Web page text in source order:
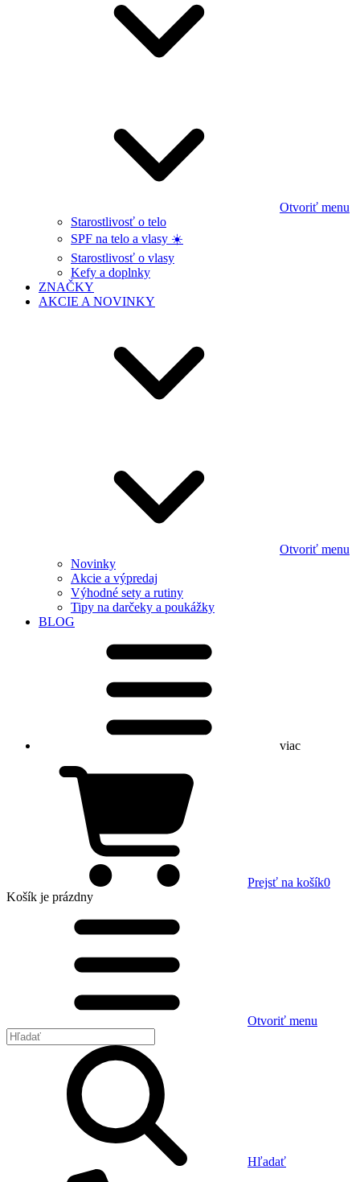
Otvoriť menu
Starostlivosť o telo
SPF na telo a vlasy ☀️
Starostlivosť o vlasy
Kefy a doplnky
ZNAČKY
AKCIE A NOVINKY
Otvoriť menu
Novinky
Akcie a výpredaj
Výhodné sety a rutiny
Tipy na darčeky a poukážky
BLOG
viac
Prejsť na košík0
Košík je prázdny
Otvoriť menu
Hľadať